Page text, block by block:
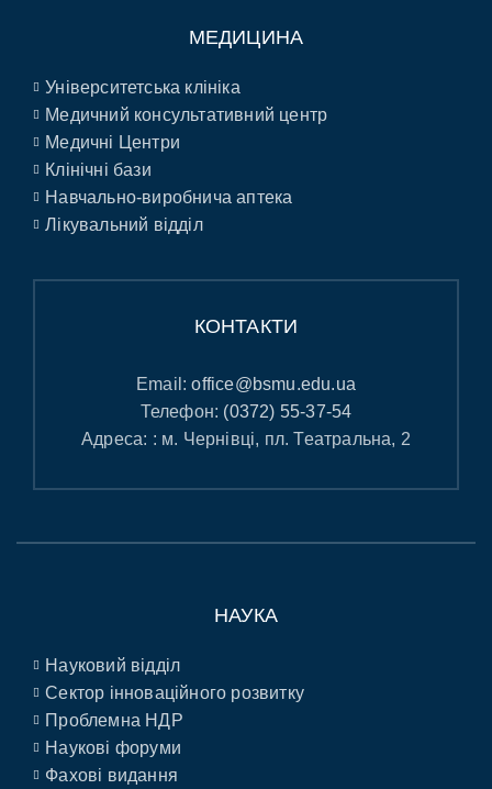
МЕДИЦИНА
Університетська клініка
Медичний консультативний центр
Медичні Центри
Клінічні бази
Навчально-виробнича аптека
Лікувальний відділ
КОНТАКТИ
Email:office@bsmu.edu.ua
Телефон: (0372) 55-37-54
Адреса: : м. Чернівці, пл. Театральна, 2
НАУКА
Науковий відділ
Сектор інноваційного розвитку
Проблемна НДР
Наукові форуми
Фахові видання